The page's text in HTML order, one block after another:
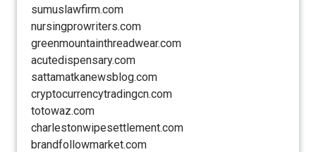
sumuslawfirm.com
nursingprowriters.com
greenmountainthreadwear.com
acutedispensary.com
sattamatkanewsblog.com
cryptocurrencytradingcn.com
totowaz.com
charlestonwipesettlement.com
brandfollowmarket.com